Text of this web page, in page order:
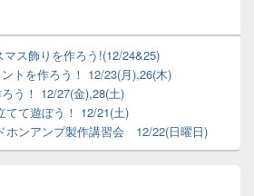
ス飾りを作ろう!(12/24&25)
トを作ろう！ 12/23(月),26(木)
う！ 12/27(金),28(土)
て遊ぼう！ 12/21(土)
ホンアンプ製作講習会 12/22(日曜日)